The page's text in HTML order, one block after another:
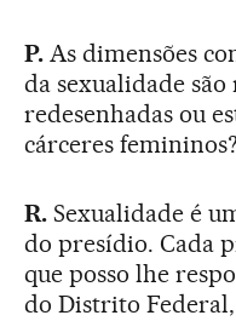
P. As dimensões
da sexualidade
redesenhadas ou
cárceres
R. Sexualidade é
do presídio. Cada
que posso lhe
do Distrito